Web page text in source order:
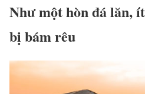
Như một hòn đá lăn,
bị bám rêu